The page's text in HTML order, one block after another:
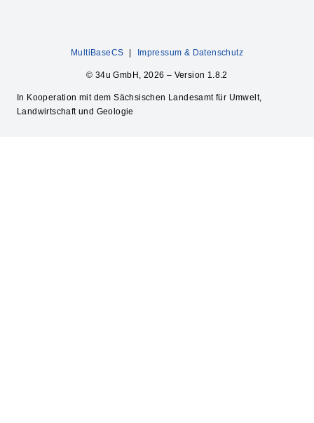
MultiBaseCS | Impressum & Datenschutz
© 34u GmbH, 2026 – Version 1.8.2
In Kooperation mit dem Sächsischen Landesamt für Umwelt,
Landwirtschaft und Geologie